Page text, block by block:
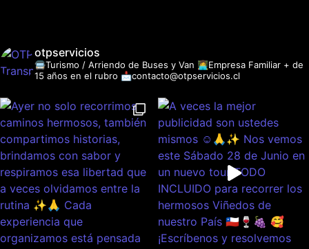
otpservicios
🚍Turismo / Arriendo de Buses y Van 👩‍💻Empresa Familiar + de
15 años en el rubro 📩contacto@otpservicios.cl